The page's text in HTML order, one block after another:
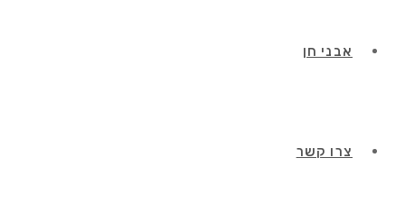
אבני חן
צרו קשר